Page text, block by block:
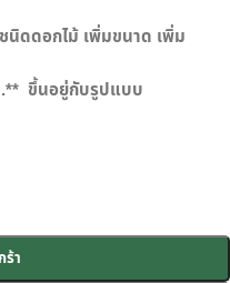
นิดดอกไม้ เพิ่มขนาด เพิ่ม
.** ขึ้นอยู่กับรูปแบบ
ร้า